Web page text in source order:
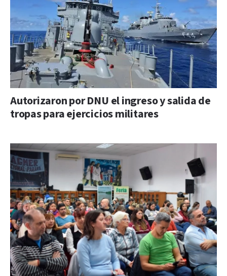
Autorizaron por DNU el ingreso y salida de
tropas para ejercicios militares